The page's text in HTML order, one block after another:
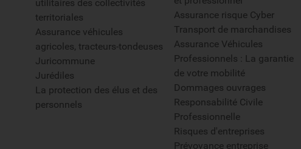
utilitaires des collectivités
territoriales
Assurance véhicules
agricoles, tracteurs-tondeuses
Juricommune
Jurédiles
La protection des élus et des
personnels
Assurance risque Cyber
Transport de marchandises
Assurance Véhicules
Professionnels : La garantie
de votre mobilité
Dommages ouvrages
Responsabilité Civile
Professionnelle
Risques d'entreprises
Prévoyance entreprise